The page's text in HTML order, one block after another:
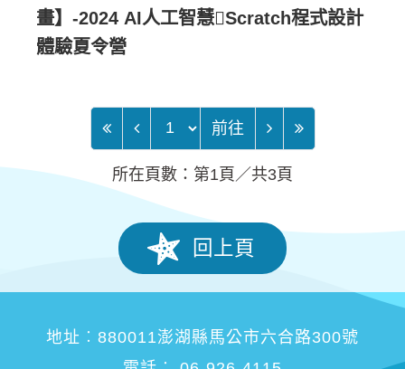
畫】-2024 AI人工智慧Scratch程式設計
體驗夏令營
前往頁 前往
所在頁數：第1頁／共3頁
回上頁
地址︰880011澎湖縣馬公市六合路300號